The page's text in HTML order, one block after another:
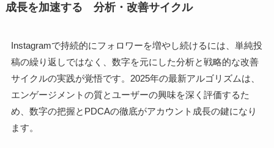
成長を加速する 分析・改善サイクル
Instagramで持続的にフォロワーを増やし続けるには、単純投
稿の繰り返しではなく、数字を元にした分析と戦略的な改善
サイクルの実践が覚悟です。2025年の最新アルゴリズムは、
エンゲージメントの質とユーザーの興味を深く評価するた
め、数字の把握とPDCAの徹底がアカウント成長の鍵になり
ます。